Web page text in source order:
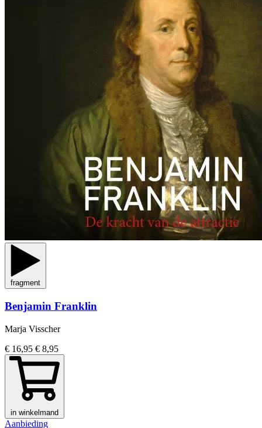
fragment
Benjamin Franklin
Marja Visscher
€ 16,95 € 8,95
in winkelmand
Aanbieding